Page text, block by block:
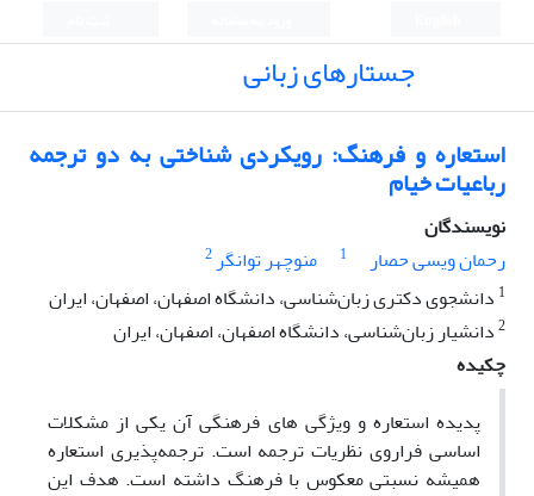
جستارهای زبانی
استعاره و فرهنگ: رویکردی شناختی به دو ترجمه
رباعیات خیام
نویسندگان
رحمان ویسی حصار
1 منوچهر توانگر2
1 دانشجوی دکتری زبان‌شناسی، دانشگاه اصفهان، اصفهان، ایران
2دانشیار زبان‌شناسی، دانشگاه اصفهان، اصفهان، ایران
چکیده
پدیده استعاره و ویژگی های فرهنگی آن یکی از مشکلات
اساسی فراروی نظریات ترجمه است. ترجمه‌پذیری استعاره
همیشه نسبتی معکوس با فرهنگ داشته است. هدف این